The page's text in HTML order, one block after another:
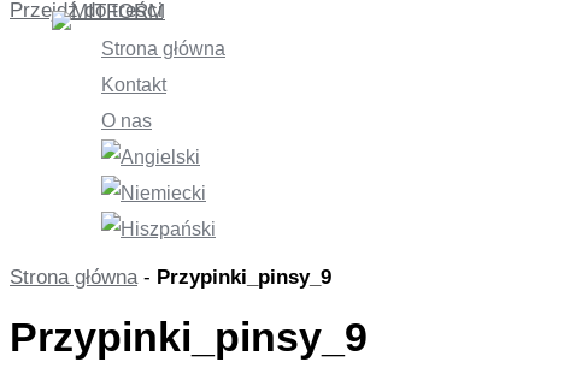
Przejdź do treści
Strona główna
Kontakt
O nas
Strona główna- Przypinki_pinsy_9
Przypinki_pinsy_9